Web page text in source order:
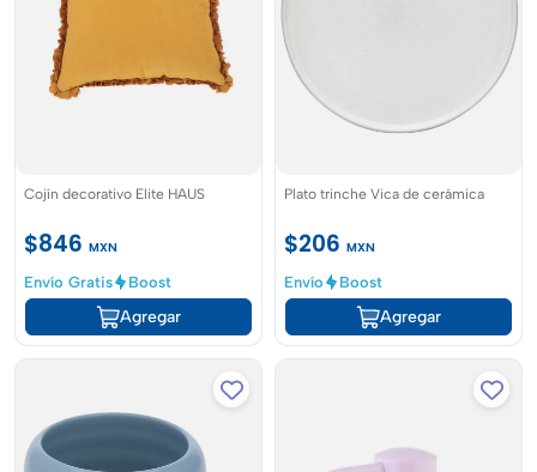
Cojín decorativo Elite HAUS
$846 MXN
Envío Gratis
Boost
Agregar
Plato trinche Vica de cerámica
$206 MXN
Envío
Boost
Agregar